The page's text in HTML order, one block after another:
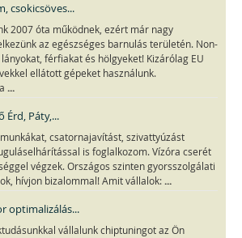
csokicsöves...
2007 óta működnek, ezért már nagy
az egészséges barnulás területén. Non-
férfiakat és hölgyeket! Kizárólag EU
ellátott gépeket használunk.
...
Érd, Páty,...
csatornajavítást, szivattyúzást
is foglalkozom. Vízóra cserét
végzek. Országos szinten gyorsszolgálati
hívjon bizalommal! Amit vállalok: ...
optimalizálás...
vállalunk chiptuningot az Ön